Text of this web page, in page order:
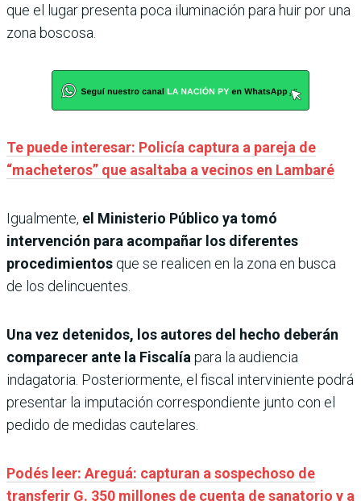
que el lugar presenta poca iluminación para huir por una
zona boscosa.
Te puede interesar: Policía captura a pareja de
“macheteros” que asaltaba a vecinos en Lambaré
Igualmente, el Ministerio Público ya tomó
intervención para acompañar los diferentes
procedimientos que se realicen en la zona en busca
de los delincuentes.
Una vez detenidos, los autores del hecho deberán
comparecer ante la Fiscalía para la audiencia
indagatoria. Posteriormente, el fiscal interviniente podrá
presentar la imputación correspondiente junto con el
pedido de medidas cautelares.
Podés leer: Areguá: capturan a sospechoso de
transferir G. 350 millones de cuenta de sanatorio y a